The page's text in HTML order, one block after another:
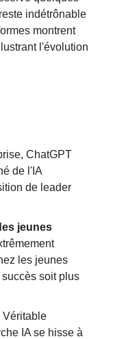
indétrônable
montrent
l'évolution
ChatGPT
de l'IA
de leader
jeunes
les jeunes
soit plus
Véritable
IA se hisse à